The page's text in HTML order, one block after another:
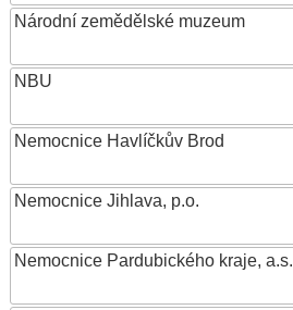
Národní zemědělské muzeum
NBU
Nemocnice Havlíčkův Brod
Nemocnice Jihlava, p.o.
Nemocnice Pardubického kraje, a.s.